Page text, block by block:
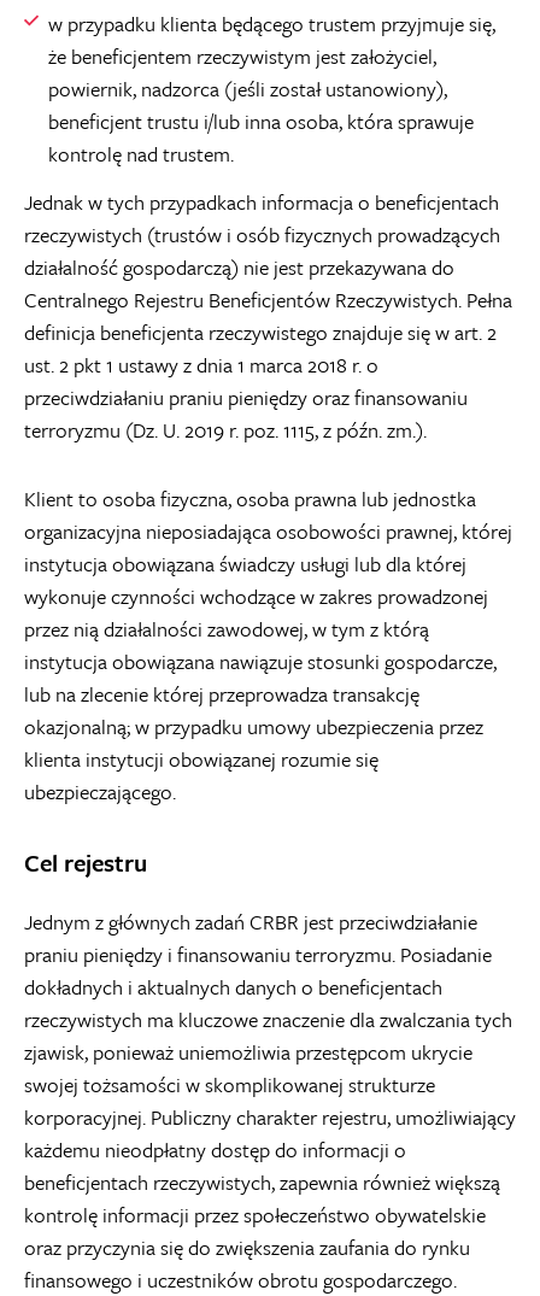
w przypadku klienta będącego trustem przyjmuje się,
że beneficjentem rzeczywistym jest założyciel,
powiernik, nadzorca (jeśli został ustanowiony),
beneficjent trustu i/lub inna osoba, która sprawuje
kontrolę nad trustem.
Jednak w tych przypadkach informacja o beneficjentach
rzeczywistych (trustów i osób fizycznych prowadzących
działalność gospodarczą) nie jest przekazywana do
Centralnego Rejestru Beneficjentów Rzeczywistych. Pełna
definicja beneficjenta rzeczywistego znajduje się w art. 2
ust. 2 pkt 1 ustawy z dnia 1 marca 2018 r. o
przeciwdziałaniu praniu pieniędzy oraz finansowaniu
terroryzmu (Dz. U. 2019 r. poz. 1115, z późn. zm.).
Klient to osoba fizyczna, osoba prawna lub jednostka
organizacyjna nieposiadająca osobowości prawnej, której
instytucja obowiązana świadczy usługi lub dla której
wykonuje czynności wchodzące w zakres prowadzonej
przez nią działalności zawodowej, w tym z którą
instytucja obowiązana nawiązuje stosunki gospodarcze,
lub na zlecenie której przeprowadza transakcję
okazjonalną; w przypadku umowy ubezpieczenia przez
klienta instytucji obowiązanej rozumie się
ubezpieczającego.
Cel rejestru
Jednym z głównych zadań CRBR jest przeciwdziałanie
praniu pieniędzy i finansowaniu terroryzmu. Posiadanie
dokładnych i aktualnych danych o beneficjentach
rzeczywistych ma kluczowe znaczenie dla zwalczania tych
zjawisk, ponieważ uniemożliwia przestępcom ukrycie
swojej tożsamości w skomplikowanej strukturze
korporacyjnej. Publiczny charakter rejestru, umożliwiający
każdemu nieodpłatny dostęp do informacji o
beneficjentach rzeczywistych, zapewnia również większą
kontrolę informacji przez społeczeństwo obywatelskie
oraz przyczynia się do zwiększenia zaufania do rynku
finansowego i uczestników obrotu gospodarczego.